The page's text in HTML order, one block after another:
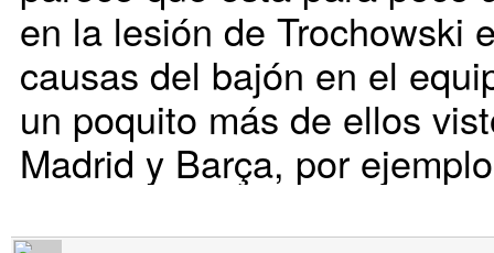
en la lesión de Trochowski
causas del bajón en el
un poquito más de ellos
Madrid y Barça, por